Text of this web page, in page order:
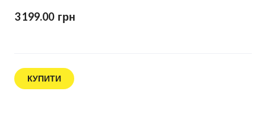
3 199.00  грн
КУПИТИ